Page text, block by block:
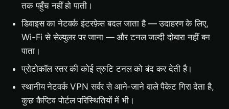
तक पहुँच नहीं हो पाती।
डिवाइस का नेटवर्क इंटरफ़ेस बदल जाता है — उदाहरण के लिए,
Wi-Fi से सेल्युलर पर जाना — और टनल जल्दी दोबारा नहीं बन
पाता।
प्रोटोकॉल स्तर की कोई त्रुटि टनल को बंद कर देती है।
स्थानीय नेटवर्क VPN सर्वर से आने-जाने वाले पैकेट गिरा देता है,
कुछ कैप्टिव पोर्टल परिस्थितियों में भी।